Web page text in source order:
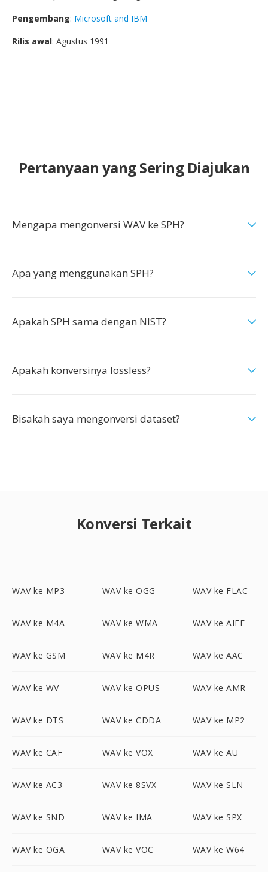
Pengembang: Microsoft and IBM
Rilis awal: Agustus 1991
Pertanyaan yang Sering Diajukan
Mengapa mengonversi WAV ke SPH?
Apa yang menggunakan SPH?
Apakah SPH sama dengan NIST?
Apakah konversinya lossless?
Bisakah saya mengonversi dataset?
Konversi Terkait
WAV ke MP3 WAV ke OGG WAV ke FLAC
WAV ke M4A WAV ke WMA WAV ke AIFF
WAV ke GSM WAV ke M4R WAV ke AAC
WAV ke WV WAV ke OPUS WAV ke AMR
WAV ke DTS WAV ke CDDA WAV ke MP2
WAV ke CAF WAV ke VOX WAV ke AU
WAV ke AC3 WAV ke 8SVX WAV ke SLN
WAV ke SND WAV ke IMA WAV ke SPX
WAV ke OGA WAV ke VOC WAV ke W64